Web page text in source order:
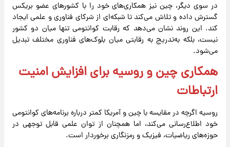
در سوی دیگر، چین نیز همکاری‌های خود را با کشورهای عضو بریکس
گسترش داده و تلاش می‌کند تا شبکه‌ای از شرکای فناوری و علمی ایجاد
کند. این روند نشان می‌دهد که رقابت کوانتومی تنها میان دو کشور
نیست، بلکه به‌تدریج به رقابتی میان بلوک‌های فناوری مختلف تبدیل
می‌شود.
همکاری‌ چین و روسیه برای افزایش امنیت
ارتباطات
روسیه اگرچه در مقایسه با چین و آمریکا کمتر درباره برنامه‌های کوانتومی
خود اطلاع‌رسانی می‌کند، اما همچنان از توان علمی قابل توجهی در
حوزه‌های ریاضیات، فیزیک و رمزنگاری برخوردار است.